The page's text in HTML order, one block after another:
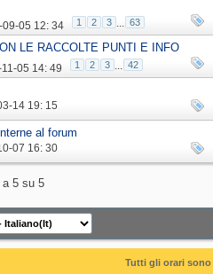
09-05 12: 34 1 2 3 ... 63
LE RACCOLTE PUNTI E INFO
11-05 14: 49 1 2 3 ... 42
14 19: 15
al forum
07 16: 30
5 su 5
Tutti gli orari